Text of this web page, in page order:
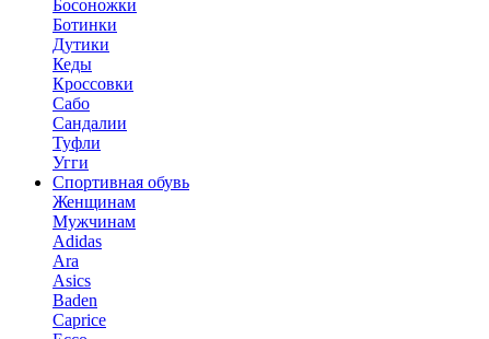
Босоножки
Ботинки
Дутики
Кеды
Кроссовки
Сабо
Сандалии
Туфли
Угги
Спортивная обувь
Женщинам
Мужчинам
Adidas
Ara
Asics
Baden
Caprice